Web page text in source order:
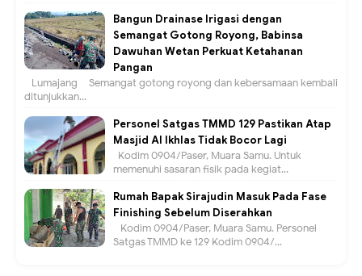
Bangun Drainase Irigasi dengan
Semangat Gotong Royong, Babinsa
Dawuhan Wetan Perkuat Ketahanan
Pangan
Lumajang – Semangat gotong royong dan kebersamaan kembali
ditunjukkan...
Personel Satgas TMMD 129 Pastikan Atap
Masjid Al Ikhlas Tidak Bocor Lagi
Kodim 0904/Paser, Muara Samu. Untuk
memenuhi sasaran fisik pada kegiat...
Rumah Bapak Sirajudin Masuk Pada Fase
Finishing Sebelum Diserahkan
Kodim 0904/Paser, Muara Samu. Personel
Satgas TMMD ke 129 Kodim 0904/...